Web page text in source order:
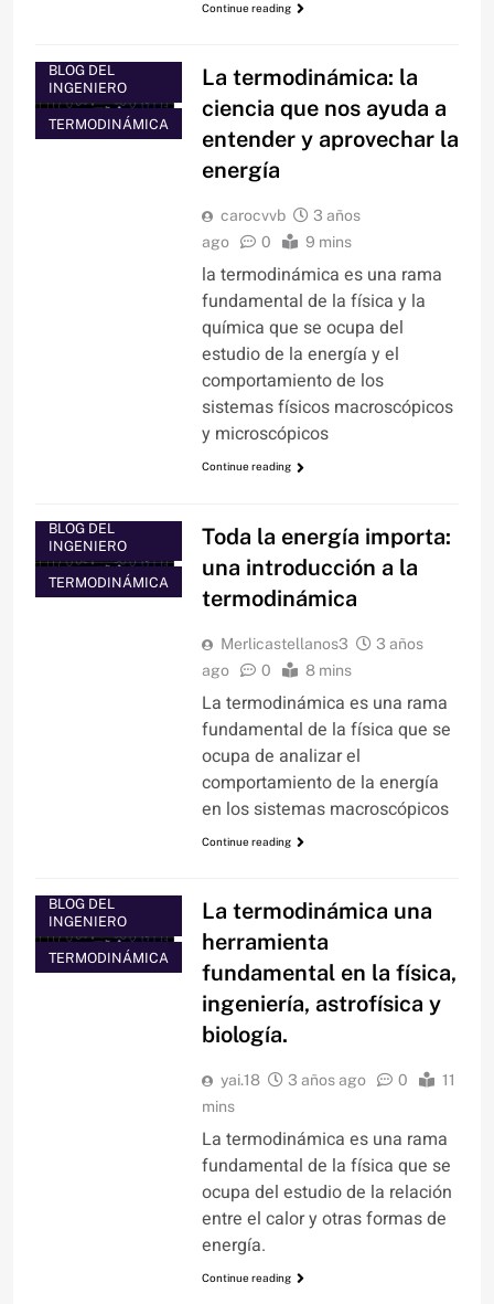
Continue reading
BLOG DEL
INGENIERO
TERMODINÁMICA
La termodinámica: la
ciencia que nos ayuda a
entender y aprovechar la
energía
carocvvb
3 años
ago
0 9 mins
la termodinámica es una rama
fundamental de la física y la
química que se ocupa del
estudio de la energía y el
comportamiento de los
sistemas físicos macroscópicos
y microscópicos
Continue reading
BLOG DEL
INGENIERO
TERMODINÁMICA
Toda la energía importa:
una introducción a la
termodinámica
Merlicastellanos3
3 años
ago
0 8 mins
La termodinámica es una rama
fundamental de la física que se
ocupa de analizar el
comportamiento de la energía
en los sistemas macroscópicos
Continue reading
BLOG DEL
INGENIERO
TERMODINÁMICA
La termodinámica una
herramienta
fundamental en la física,
ingeniería, astrofísica y
biología.
yai.18 3 años ago 0
11
mins
La termodinámica es una rama
fundamental de la física que se
ocupa del estudio de la relación
entre el calor y otras formas de
energía.
Continue reading